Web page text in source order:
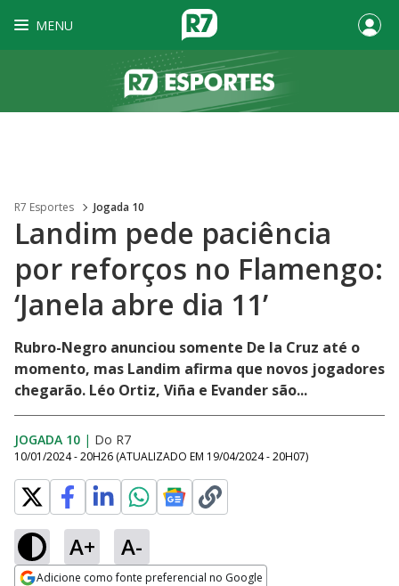
MENU
R7 Esportes Jogada 10
Landim pede paciência
por reforços no Flamengo:
‘Janela abre dia 11’
Rubro-Negro anunciou somente De la Cruz até o
momento, mas Landim afirma que novos jogadores
chegarão. Léo Ortiz, Viña e Evander são...
JOGADA 10 | Do R7
10/01/2024 - 20H26 (ATUALIZADO EM 19/04/2024 - 20H07)
A+ A-
Adicione como fonte preferencial no Google